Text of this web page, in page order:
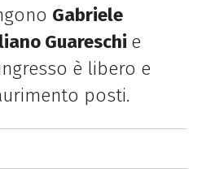
Gabriele
Guareschi e
è libero e
posti.